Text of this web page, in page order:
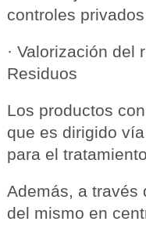
controles
· Valorización del
Residuos
Los productos
que es dirigido
para el
Además, a través
del mismo en